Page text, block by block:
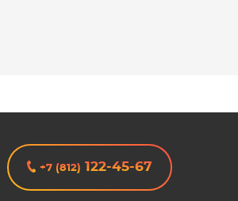
+7 (812) 122-45-67